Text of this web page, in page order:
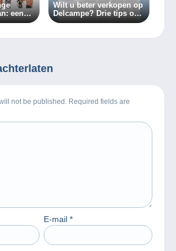
een
Wilt u beter verkopen op
Delcampe? Drie tips om
dat te doen!
not be published. Required fields are
E-mail *